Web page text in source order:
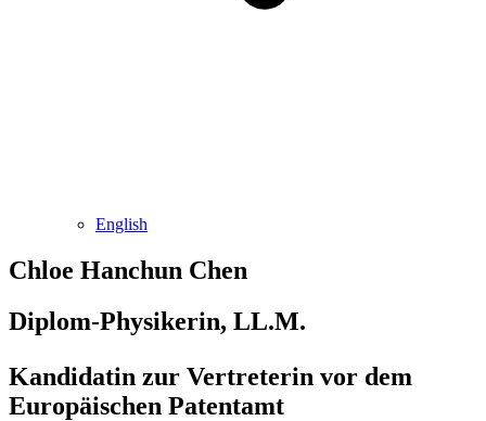
English
Chloe Hanchun Chen
Diplom-Physikerin, LL.M.
Kandidatin zur Vertreterin vor dem
Europäischen Patentamt